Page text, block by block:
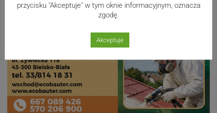
przycisku "Akceptuje" w tym oknie informacyjnym, oznacza
zgodę.
Akceptuje